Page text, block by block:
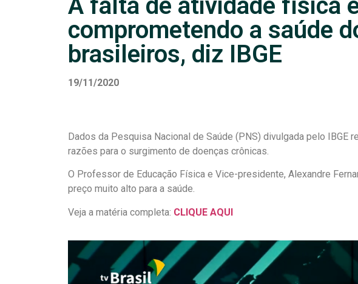
A falta de atividade física
comprometendo a saúde
brasileiros, diz IBGE
19/11/2020
Dados da Pesquisa Nacional de Saúde (PNS) divulgada pelo IBGE
razões para o surgimento de doenças crônicas.
O Professor de Educação Física e Vice-presidente, Alexandre
preço muito alto para a saúde.
Veja a matéria completa: CLIQUE AQUI